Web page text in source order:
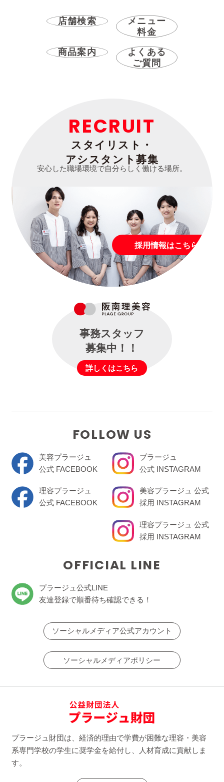
店舗検索
メニュー
料金
商品案内
よくある
ご質問
RECRUIT
スタイリスト・
アシスタント募集
安心した職場環境で自分らしく働ける場所。
採用情報はこちら
事務スタッフ
募集中！！
詳しくはこちら
FOLLOW US
美容プラージュ
公式 FACEBOOK
理容プラージュ
公式 FACEBOOK
プラージュ
公式 INSTAGRAM
美容プラージュ 公式
採用 INSTAGRAM
理容プラージュ 公式
採用 INSTAGRAM
OFFICIAL LINE
プラージュ公式LINE
友達登録で順番待ち確認できる！
ソーシャルメディア公式アカウント
ソーシャルメディアポリシー
プラージュ財団は、経済的理由で学費が困難な理容・美容
系専門学校の学生に奨学金を給付し、人材育成に貢献しま
す。